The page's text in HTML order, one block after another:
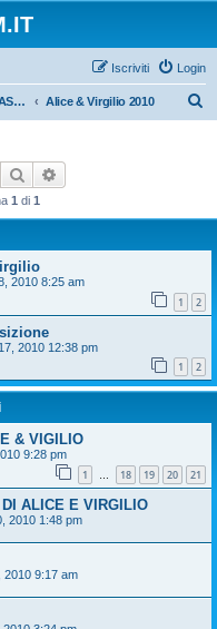
Login
Iscriviti
BREEDING SEASON 2010 Alice & Virgilio 2010
Cerca
1 di 1
2010 8:25 am
1 2
2010 12:38 pm
1 2
& VIGILIO
9:28 pm
1 … 18 19 20 21
ALICE E VIRGILIO
2010 1:48 pm
2010 9:17 am